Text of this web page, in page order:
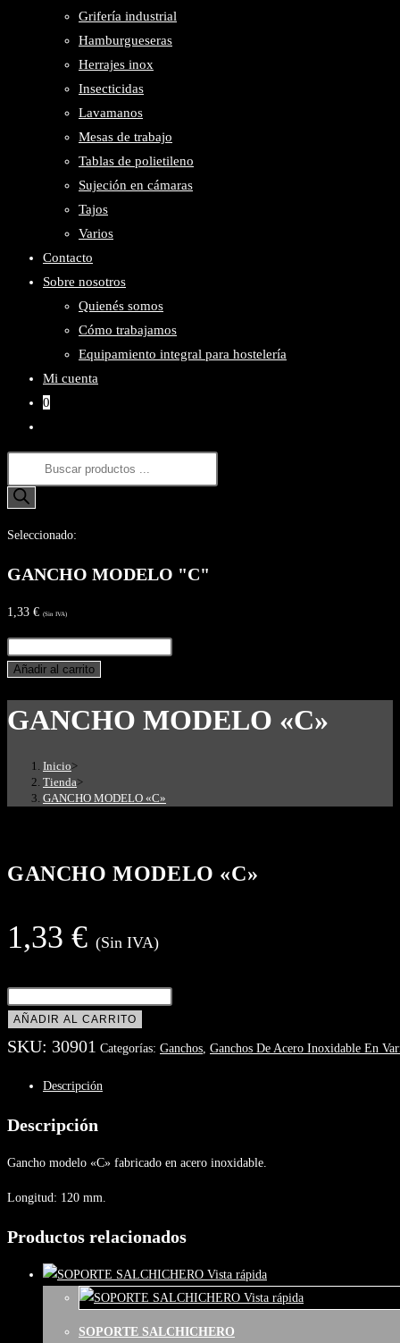
Grifería industrial
Hamburgueseras
Herrajes inox
Insecticidas
Lavamanos
Mesas de trabajo
Tablas de polietileno
Sujeción en cámaras
Tajos
Varios
Contacto
Sobre nosotros
Quienés somos
Cómo trabajamos
Equipamiento integral para hostelería
Mi cuenta
0
búsqueda
de
Búsqueda
de
productos
Seleccionado:
GANCHO MODELO "C"
1,33 € (Sin IVA)
MODELO
cantidad
Añadir al carrito
GANCHO MODELO «C»
Inicio>
Tienda>
GANCHO MODELO «C»
GANCHO MODELO «C»
1,33 € (Sin IVA)
MODELO
"C"
AÑADIR AL CARRITO
SKU: 30901 Categorías: Ganchos Ganchos De Acero Inoxidable En
Descripción
Descripción
Gancho modelo «C» fabricado en acero inoxidable.
Longitud: 120 mm.
Productos relacionados
Vista rápida
Vista rápida
SOPORTE SALCHICHERO